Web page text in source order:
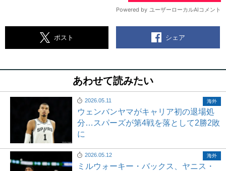
ポスト シェア
あわせて読みたい
2026.05.11
ウェンバンヤマがキャリア初の退場処
分…スパーズが第4戦を落として2勝2敗
に
海外
2026.05.12
ミルウォーキー・バックス、ヤニス・
海外